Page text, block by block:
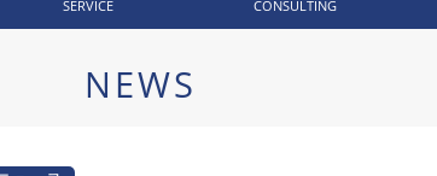
SERVICE CONSULTING
NEWS